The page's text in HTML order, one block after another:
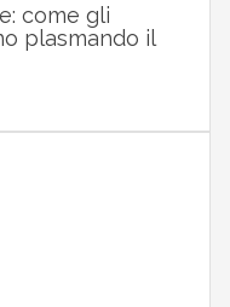
come gli
plasmando il